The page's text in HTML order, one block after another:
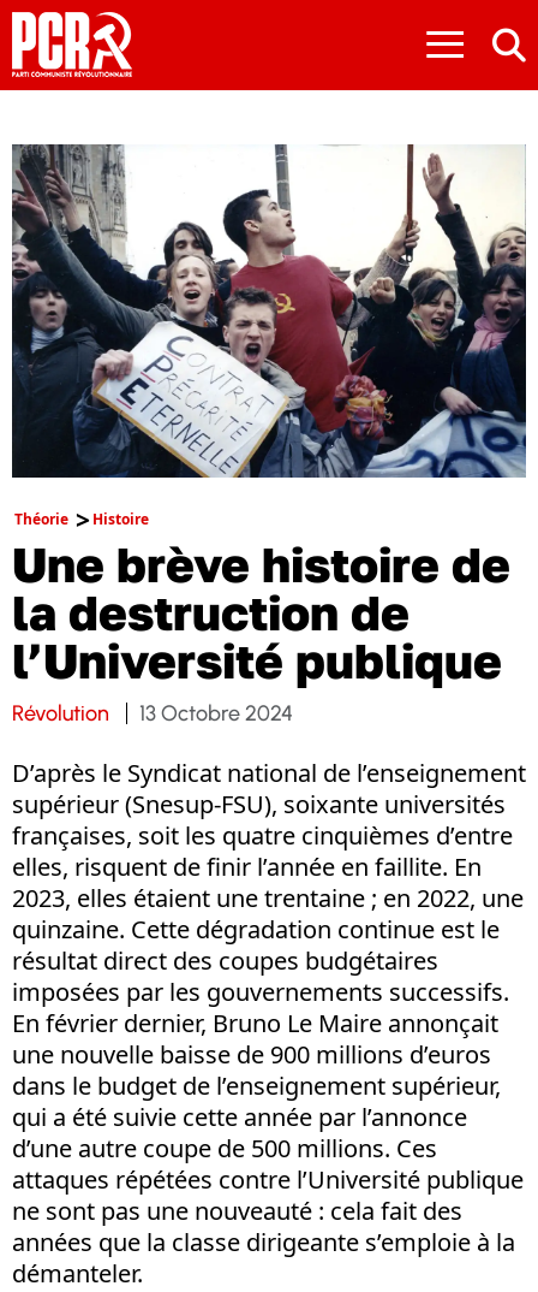
≡
Théorie Histoire
Une brève histoire de
la destruction de
l’Université publique
Révolution 13 Octobre 2024
D’après le Syndicat national de l’enseignement
supérieur (Snesup-FSU), soixante universités
françaises, soit les quatre cinquièmes d’entre
elles, risquent de finir l’année en faillite. En
2023, elles étaient une trentaine ; en 2022, une
quinzaine. Cette dégradation continue est le
résultat direct des coupes budgétaires
imposées par les gouvernements successifs.
En février dernier, Bruno Le Maire annonçait
une nouvelle baisse de 900 millions d’euros
dans le budget de l’enseignement supérieur,
qui a été suivie cette année par l’annonce
d’une autre coupe de 500 millions. Ces
attaques répétées contre l’Université publique
ne sont pas une nouveauté : cela fait des
années que la classe dirigeante s’emploie à la
démanteler.